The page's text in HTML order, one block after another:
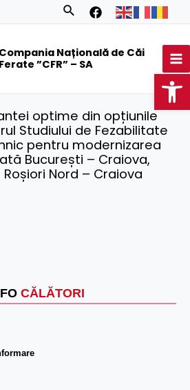
Search
Compania Națională de Căi
Ferate ”CFR” – SA
CĂLĂTORI
optime din opțiunile
Studiului de Fezabilitate
pentru modernizarea
București – Craiova,
Nord – Craiova